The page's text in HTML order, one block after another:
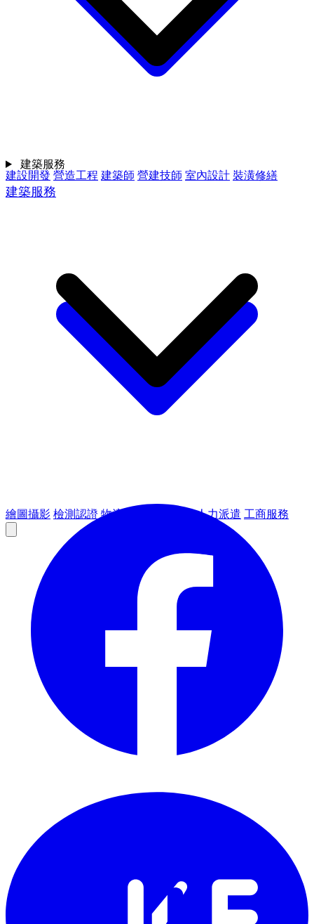
建設開發 營造工程 建築師 營建技師 室內設計 裝潢修繕
建築服務
繪圖攝影 檢測認證 物流倉儲 人力派遣 工商服務
建築服務